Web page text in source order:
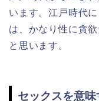
います。江戸時代
は、かなり性に貪
と思います。
セックスを意味